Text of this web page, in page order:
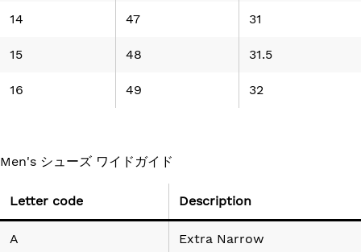
14 47 31
15 48 31.5
16 49 32
Men's シューズ ワイドガイド
Letter code Description
A Extra Narrow